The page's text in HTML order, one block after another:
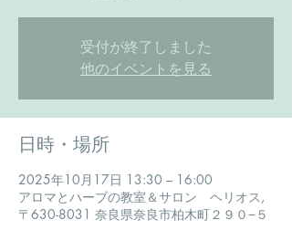
受付が終了しました
他のイベントを見る
日時・場所
2025年10月17日 13:30 – 16:00
アロマとハーブの教室＆サロン ヘリオス,
〒630-8031 奈良県奈良市柏木町２９０−５